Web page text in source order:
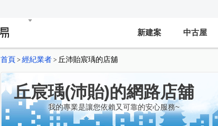
新建案 中古屋
首頁 > 經紀業者 > 丘沛貽宸瑀的店舖
丘宸瑀(沛貽)的網路店舖
我的專業是讓您依賴又可靠的安心服務~